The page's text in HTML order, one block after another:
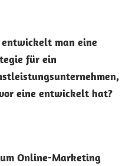
2026
man eine
für ein
eine entwickelt hat?
2026
Online-Marketing